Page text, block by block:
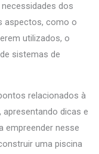
dos
aspectos, como o
utilizados, o
sistemas de
relacionados à
dicas e
empreender nesse
uma piscina